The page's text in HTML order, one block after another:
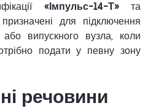
«Імпульс-14-Т»та
для підключення
випускного вузла, коли
подати у певну зону
речовини